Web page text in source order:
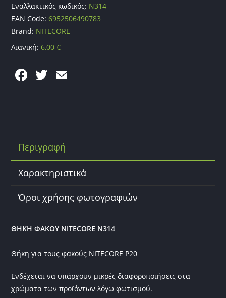
Εναλλακτικός κωδικός: N314
EAN Code:6952506490783
Brand: NITECORE
Λιανική:6,00€
F
o
o
T
Περιγραφή
Χαρακτηριστικά
Όροι χρήσης φωτογραφιών
ΘΗΚΗ ΦΑΚΟΥ NITECORE N314
Θήκη για τους φακούς NITECORE P20
Ενδέχεται να υπάρχουν μικρές διαφοροποιήσεις στα
χρώματα των προϊόντων λόγω φωτισμού.